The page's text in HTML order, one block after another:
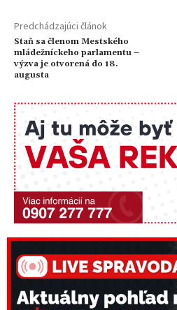
Predchádzajúci článok
Staň sa členom Mestského
mládežníckeho parlamentu –
výzva je otvorená do 18.
augusta